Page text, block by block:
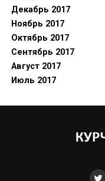
Декабрь 2017
Ноябрь 2017
Октябрь 2017
Сентябрь 2017
Август 2017
Июль 2017